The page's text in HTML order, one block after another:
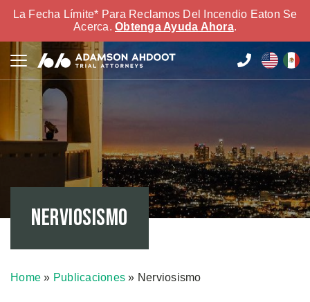
La Fecha Límite* Para Reclamos Del Incendio Eaton Se
Acerca. Obtenga Ayuda Ahora.
Nerviosismo
Home » Publicaciones » Nerviosismo